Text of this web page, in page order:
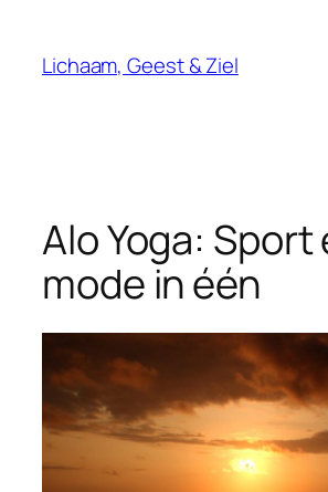
Lichaam, Geest & Ziel
Alo Yoga: Sport
mode in één